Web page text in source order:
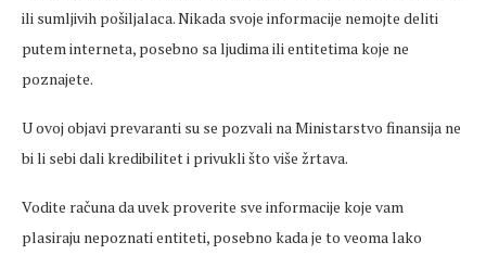
ili sumljivih pošiljalaca. Nikada svoje informacije nemojte deliti
putem interneta, posebno sa ljudima ili entitetima koje ne
poznajete.
U ovoj objavi prevaranti su se pozvali na Ministarstvo finansija ne
bi li sebi dali kredibilitet i privukli što više žrtava.
Vodite računa da uvek proverite sve informacije koje vam
plasiraju nepoznati entiteti, posebno kada je to veoma lako